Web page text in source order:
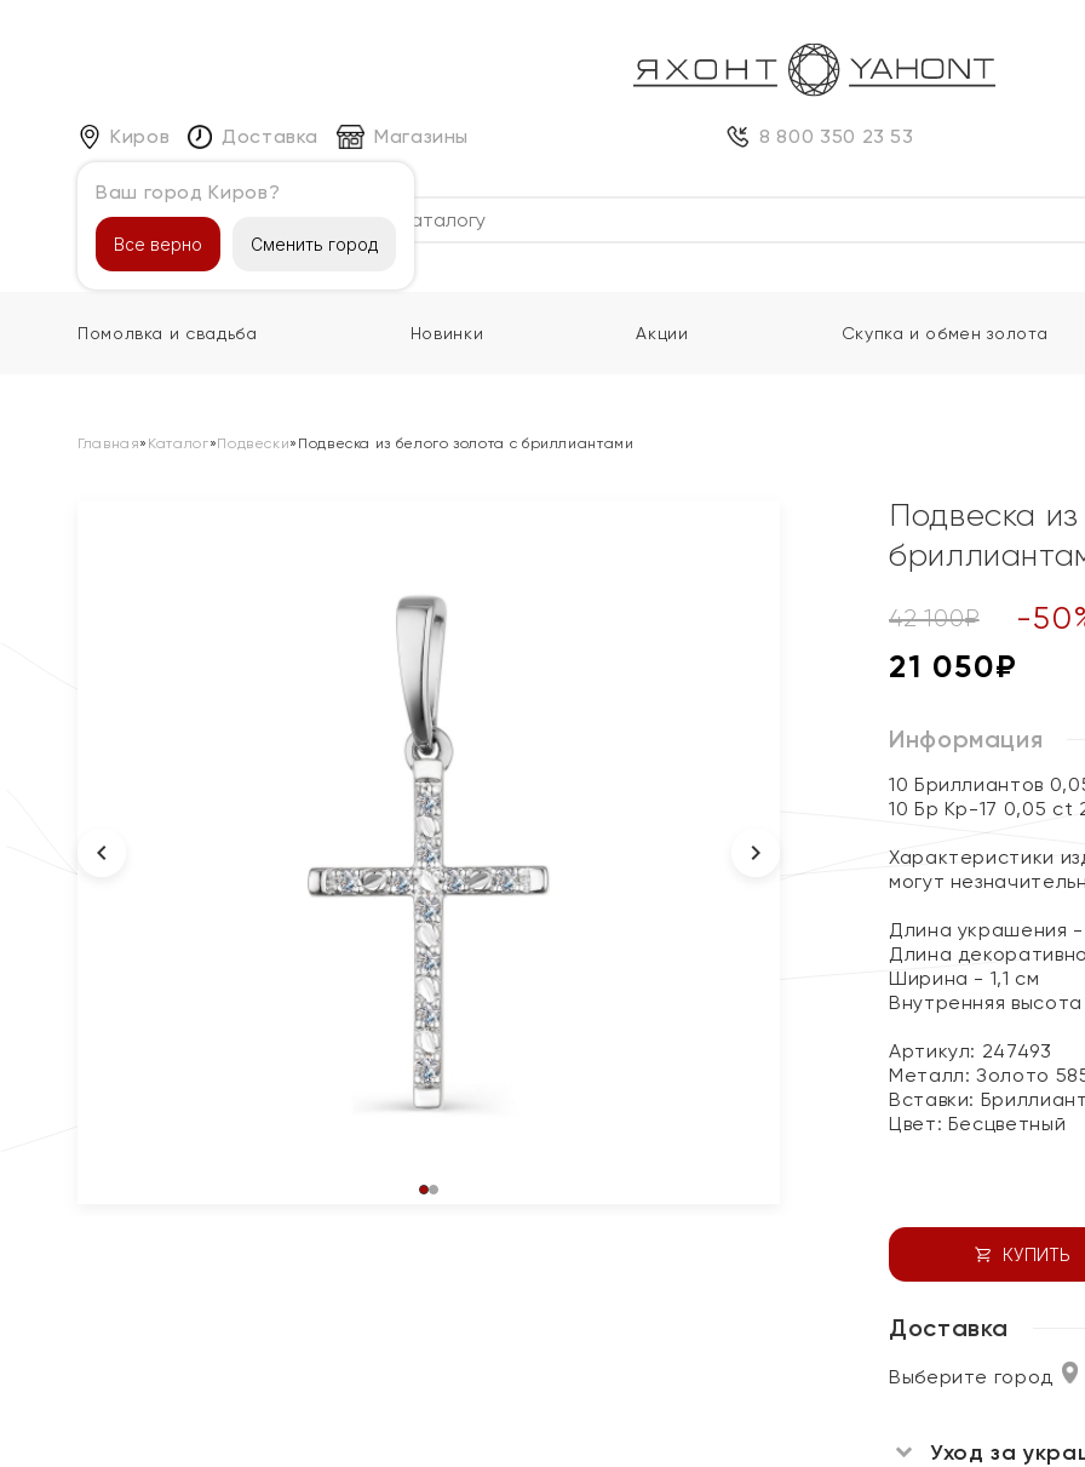
Киров
Ваш город Киров?
Все верно Сменить город
Доставка Магазины 8 800 350 23 53
Каталог
Помолвка и свадьба Новинки Акции Скупка и обмен золота
Главная» Каталог»Подвески» Подвеска из белого золота с бриллиантами
Подвеска
42 100₽ -50
21 050₽
Информация
10 Бриллиантов
10 Бр Кр-17 0,05 ct
Характеристики
могут
Длина украшения
Длина
Ширина - 1,1 см
Внутренняя
Артикул: 247493
Металл:Золото
Вставки: Бриллиант
Цвет: Бесцветный
КУПИТЬ
Доставка
Выберите город
Уход за